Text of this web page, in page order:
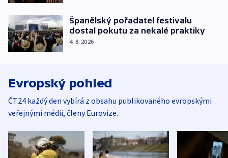
Španělský pořadatel festivalu
dostal pokutu za nekalé praktiky
4. 8. 2026
Evropský pohled
ČT24 každý den vybírá z obsahu publikovaného evropskými
veřejnými médii, členy Eurovize.